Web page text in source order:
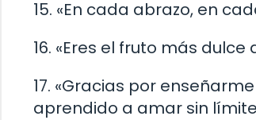
15. «En cada abrazo, en
16. «Eres el fruto más
17. «Gracias por
aprendido a amar sin